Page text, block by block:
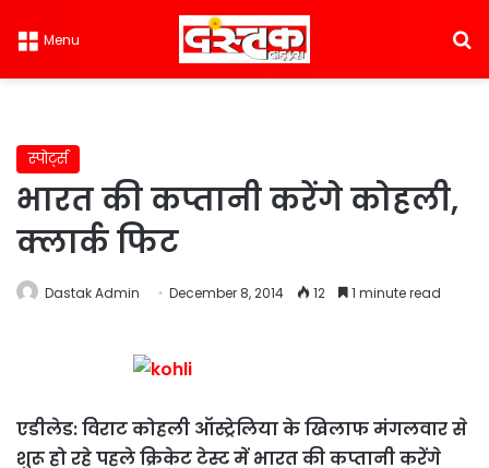
Menu
स्पोर्ट्स
भारत की कप्तानी करेंगे कोहली,
क्लार्क फिट
Dastak Admin December 8, 2014 12 1 minute read
एडीलेड: विराट कोहली ऑस्ट्रेलिया के खिलाफ मंगलवार से
शुरू हो रहे पहले क्रिकेट टेस्ट में भारत की कप्तानी करेंगे